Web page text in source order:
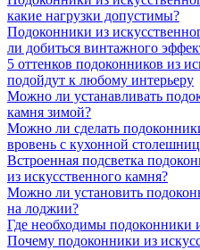
какие нагрузки допустимы?
Подоконники из
ли добиться винтажного
5 оттенков подоконников из
подойдут к любому интерьеру
Можно ли устанавливать
камня зимой?
Можно ли сделать
вровень с кухонной
Встроенная подсветка
из искусственного камня?
Можно ли установить
на лоджии?
Где необходимы подоконники
Почему подоконники из